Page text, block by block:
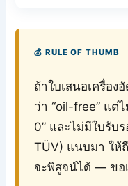
💰 RULE OF THUMB
ถ้าใบเสนอเครื่อง
ว่า “oil-free” แต่
0” และไม่มีใบรับ
TÜV) แนบมา ให้
จะพิสูจน์ได้ — ขอ